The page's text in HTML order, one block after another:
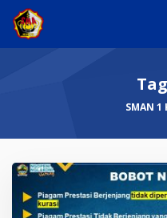
Skip
content
SMAN 1